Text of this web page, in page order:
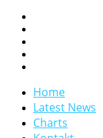
Home
Latest News
Charts